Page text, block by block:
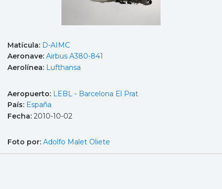
Matícula: D-AIMC
Aeronave: Airbus A380-841
Aerolínea: Lufthansa
Aeropuerto: LEBL - Barcelona El Prat
País: España
Fecha: 2010-10-02
Foto por: Adolfo Malet Oliete